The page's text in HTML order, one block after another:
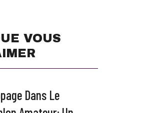
VOUS
Dans Le